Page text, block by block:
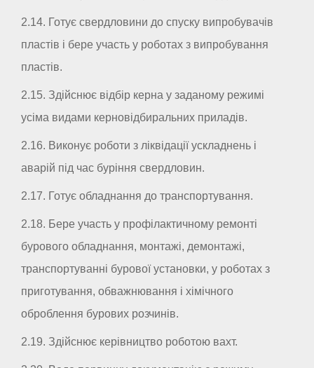
2.14. Готує свердловини до спуску випробувачів
пластів і бере участь у роботах з випробування
пластів.
2.15. Здійснює відбір керна у заданому режимі
усіма видами керновідбиральних приладів.
2.16. Виконує роботи з ліквідації ускладнень і
аварій під час буріння свердловин.
2.17. Готує обладнання до транспортування.
2.18. Бере участь у профілактичному ремонті
бурового обладнання, монтажі, демонтажі,
транспортуванні бурової установки, у роботах з
приготування, обважнювання і хімічного
оброблення бурових розчинів.
2.19. Здійснює керівництво роботою вахт.